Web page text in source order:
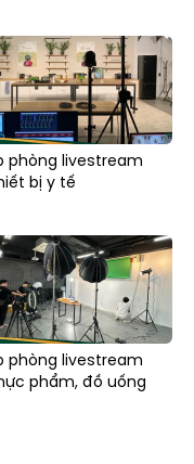
phòng livestream
bị y tế
phòng livestream
phẩm, đồ uống